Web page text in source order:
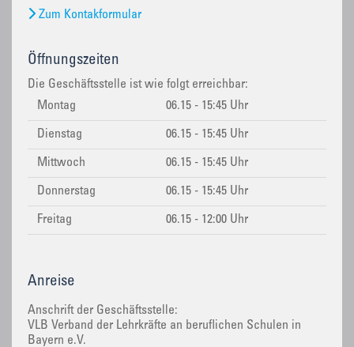
Zum Kontakformular
Öffnungszeiten
Die Geschäftsstelle ist wie folgt erreichbar:
Montag
06.15 - 15:45 Uhr
Dienstag 06.15 - 15:45 Uhr
Mittwoch 06.15 - 15:45 Uhr
Donnerstag 06.15 - 15:45 Uhr
Freitag 06.15 - 12:00 Uhr
Anreise
Anschrift der Geschäftsstelle:
VLB Verband der Lehrkräfte an beruflichen Schulen in
Bayern e.V.